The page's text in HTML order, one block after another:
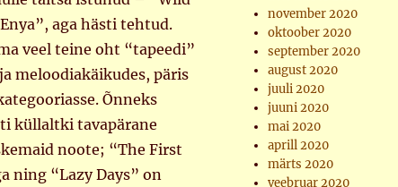
aga hästi tehtud.
veel teine oht “tapeedi”
meloodiakäikudes, päris
Õnneks
küllaltki tavapärane
noote; “The First
ning “Lazy Days” on
november 2020
oktoober 2020
september 2020
august 2020
juuli 2020
juuni 2020
mai 2020
aprill 2020
märts 2020
veebruar 2020